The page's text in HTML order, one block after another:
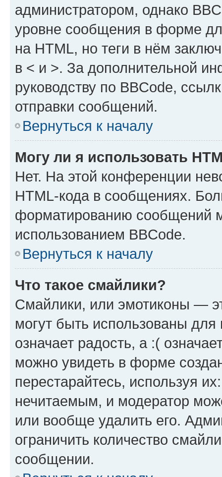
администратором, однако
уровне сообщения в форме
на HTML, но теги в нём
в < и >. За дополнительной
руководству по BBCode,
отправки сообщений.
Вернуться к началу
Могу ли я использовать
Нет. На этой конференции
HTML-кода в сообщениях.
форматированию сообщений
использованием BBCode.
Вернуться к началу
Что такое смайлики?
Смайлики, или эмотиконы —
могут быть использованы
означает радость, а :(
можно увидеть в форме
перестарайтесь, используя
нечитаемым, и модератор
или вообще удалить его.
ограничить количество
сообщении.